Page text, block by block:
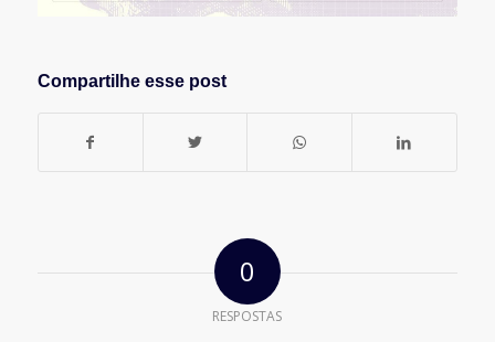
Compartilhe esse post
0
RESPOSTAS